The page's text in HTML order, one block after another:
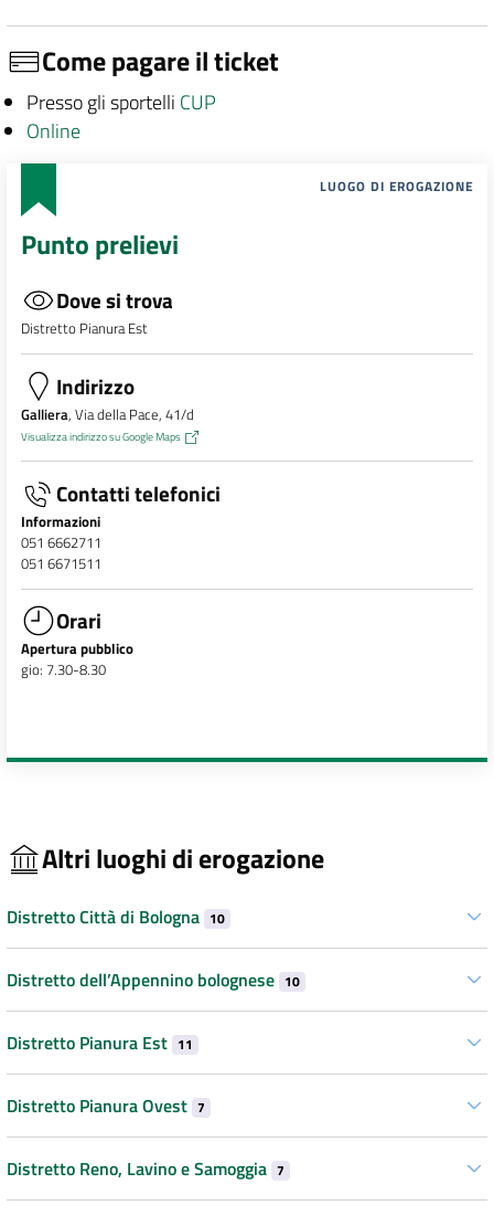
Come pagare il ticket
Presso gli sportelli CUP
Online
LUOGO DI EROGAZIONE
Punto prelievi
Dove si trova
Distretto Pianura Est
Indirizzo
Galliera, Via della Pace, 41/d
Visualizza indirizzo su Google Maps
Contatti telefonici
Informazioni
051 6662711
051 6671511
Orari
Apertura pubblico
gio: 7.30-8.30
Altri luoghi di erogazione
Distretto Città di Bologna 10
Distretto dell’Appennino bolognese 10
Distretto Pianura Est 11
Distretto Pianura Ovest 7
Distretto Reno, Lavino e Samoggia 7